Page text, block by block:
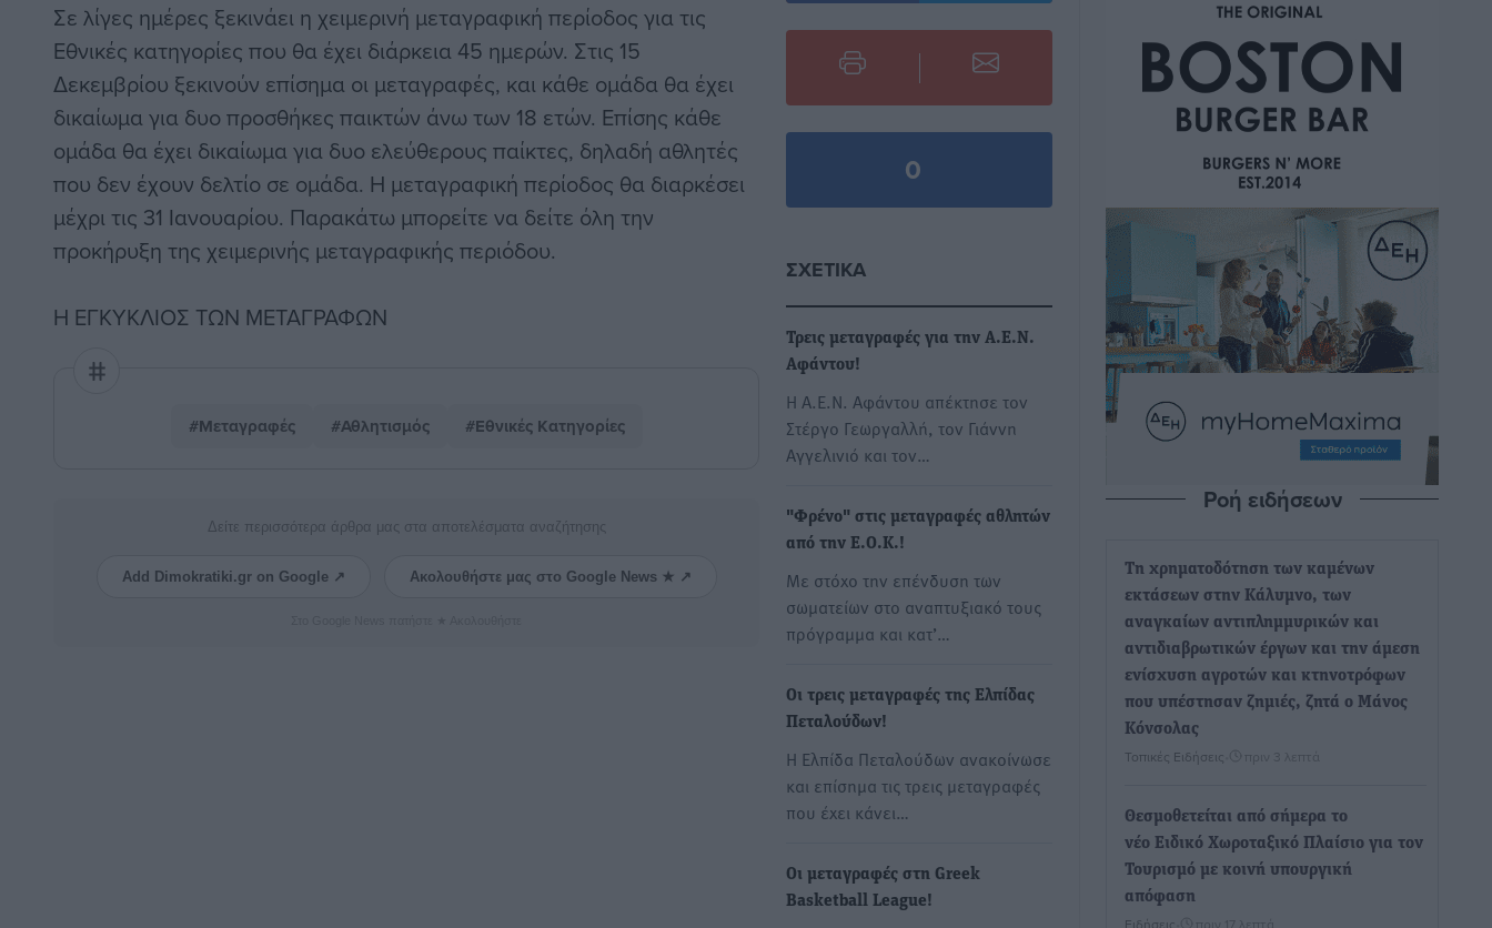
Σε λίγες ημέρες ξεκινάει η χειμερινή μεταγραφική περίοδος για τις
Εθνικές κατηγορίες που θα έχει διάρκεια 45 ημερών. Στις 15
Δεκεμβρίου ξεκινούν επίσημα οι μεταγραφές, και κάθε ομάδα θα έχει
δικαίωμα για δυο προσθήκες παικτών άνω των 18 ετών. Επίσης κάθε
ομάδα θα έχει δικαίωμα για δυο ελεύθερους παίκτες, δηλαδή αθλητές
που δεν έχουν δελτίο σε ομάδα. Η μεταγραφική περίοδος θα διαρκέσει
μέχρι τις 31 Ιανουαρίου. Παρακάτω μπορείτε να δείτε όλη την
προκήρυξη της χειμερινής μεταγραφικής περιόδου.
Η ΕΓΚΥΚΛΙΟΣ ΤΩΝ ΜΕΤΑΓΡΑΦΩΝ
#Μεταγραφές #Αθλητισμός #Εθνικές Κατηγορίες
Δείτε περισσότερα άρθρα μας στα αποτελέσματα αναζήτησης
Add Dimokratiki.gr on Google ↗ Ακολουθήστε μας στο Google News ★ ↗
0
ΣΧΕΤΙΚΆ
Τρεις μεταγραφές για την Α.Ε.Ν.
Αφάντου!
Η Α.Ε.Ν. Αφάντου απέκτησε τον
Στέργο Γεωργαλλή, τον Γιάννη
Αγγελινιό και τον…
"Φρένο" στις μεταγραφές αθλητών
από την Ε.Ο.Κ.!
Με στόχο την επένδυση των
σωματείων στο αναπτυξιακό τους
πρόγραμμα και κατ’…
Οι τρεις μεταγραφές της Ελπίδας
Πεταλούδων!
Η Ελπίδα Πεταλούδων ανακοίνωσε
και επίσημα τις τρεις μεταγραφές
που έχει κάνει…
Οι μεταγραφές στη Greek
Basketball League!
Ροή ειδήσεων
Τη χρηματοδότηση των καμένων
εκτάσεων στην Κάλυμνο, των
αναγκαίων αντιπλημμυρικών και
αντιδιαβρωτικών έργων και την άμεση
ενίσχυση αγροτών και κτηνοτρόφων
που υπέστησαν ζημιές, ζητά ο Μάνος
Κόνσολας
Τοπικές Ειδήσεις πριν 3 λεπτά
Θεσμοθετείται από σήμερα το
νέο Ειδικό Χωροταξικό Πλαίσιο για τον
Τουρισμό με κοινή υπουργική
απόφαση
Ειδήσεις πριν 17 λεπτά